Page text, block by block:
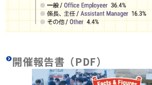
開催報告書（PDF）